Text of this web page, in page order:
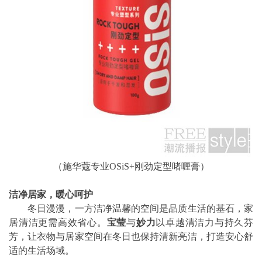
（施华蔻专业OSiS+刚劲定型啫喱膏）
洁净居家，暖心呵护
冬日漫漫，一方洁净温馨的空间是品质生活的基石，家
居清洁更需高效省心。 宝莹与妙力 以卓越清洁力与持久芬
芳，让衣物与居家空间在冬日也保持清新亮洁，打造安心舒
适的生活场域。